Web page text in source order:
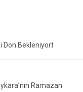
Bekleniyor❗️
Ramazan